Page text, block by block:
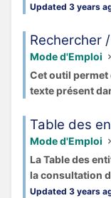
Updated 3 years
Rechercher
Mode d'Emploi
Cet outil permet
texte présent
Table des
Mode d'Emploi
La Table des
la consultation
Updated 3 years